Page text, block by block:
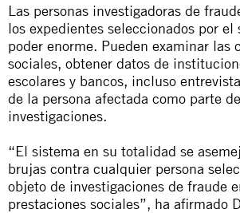
Las personas investigadoras de
los expedientes seleccionados por
poder enorme. Pueden examinar las
sociales, obtener datos de
escolares y bancos, incluso
de la persona afectada como parte
investigaciones.
“El sistema en su totalidad se
brujas contra cualquier persona
objeto de investigaciones de fraude
prestaciones sociales”, ha afirmado